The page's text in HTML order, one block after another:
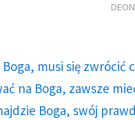
Boga, musi się zwrócić
na Boga, zawsze
Boga, swój